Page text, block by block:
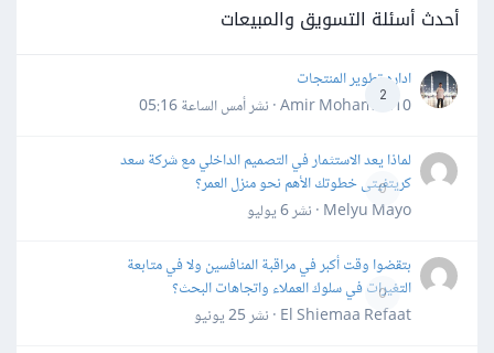
أحدث أسئلة التسويق والمبيعات
2
اداره تطوير المنتجات
Amir Mohamed10 · نشر
أمس الساعة 05:16
0
لماذا يعد الاستثمار في التصميم الداخلي مع شركة سعد
كريتفيتى خطوتك الأهم نحو منزل العمر؟
Melyu Mayo · نشر
6 يوليو
0
بتقضوا وقت أكبر في مراقبة المنافسين ولا في متابعة
التغيرات في سلوك العملاء واتجاهات البحث؟
El Shiemaa Refaat · نشر
25 يونيو